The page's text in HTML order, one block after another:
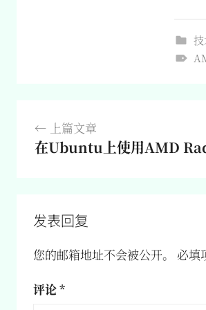
上篇文章
在Ubuntu上使用AMD
发表回复
您的邮箱地址不会被公开。 必填
评论*